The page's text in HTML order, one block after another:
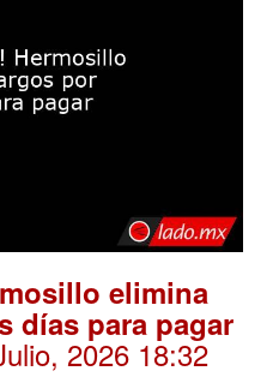
elimina
días para pagar
2026 18:32